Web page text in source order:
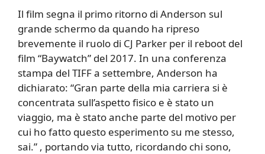
Il film segna il primo ritorno di Anderson sul
grande schermo da quando ha ripreso
brevemente il ruolo di CJ Parker per il reboot del
film “Baywatch” del 2017. In una conferenza
stampa del TIFF a settembre, Anderson ha
dichiarato: “Gran parte della mia carriera si è
concentrata sull’aspetto fisico e è stato un
viaggio, ma è stato anche parte del motivo per
cui ho fatto questo esperimento su me stesso,
sai.” , portando via tutto, ricordando chi sono,